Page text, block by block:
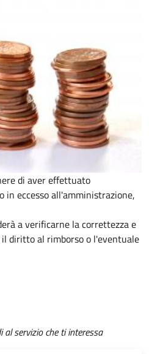
di aver effettuato
in eccesso all'amministrazione,
a verificarne la correttezza e
diritto al rimborso o l'eventuale
al servizio che ti interessa